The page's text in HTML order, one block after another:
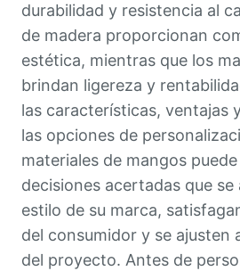
durabilidad y resistencia al
de madera proporcionan
estética, mientras que los
brindan ligereza y
las características, ventajas
las opciones de
materiales de mangos
decisiones acertadas que se
estilo de su marca,
del consumidor y se ajusten
del proyecto. Antes de